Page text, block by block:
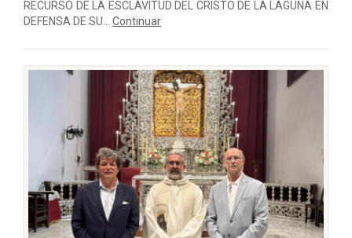
RECURSO DE LA ESCLAVITUD DEL CRISTO DE LA LAGUNA EN
DEFENSA DE SU... Continuar